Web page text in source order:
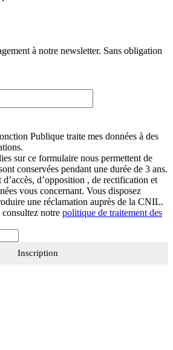
à notre newsletter. Sans obligation
Publique traite mes données à des
sur ce formulaire nous permettent de
conservées pendant une durée de 3 ans.
d’opposition , de rectification et
vous concernant. Vous disposez
une réclamation auprès de la CNIL.
notre politique de traitement des
Inscription